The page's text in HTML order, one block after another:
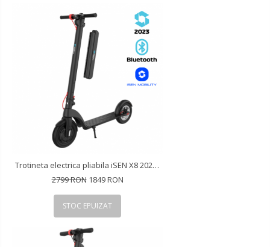
Trotineta electrica pliabila iSEN X8 2023 Negru, APP, BT, 10 inch, motor 350W, autonomie max 45km, viteza pana la 38km/h, baterie detasabila
2799 RON 1849 RON
STOC EPUIZAT